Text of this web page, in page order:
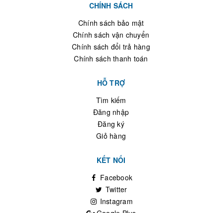
CHÍNH SÁCH
Chính sách bảo mật
Chính sách vận chuyển
Chính sách đổi trả hàng
Chính sách thanh toán
HỖ TRỢ
Tìm kiếm
Đăng nhập
Đăng ký
Giỏ hàng
KẾT NỐI
Facebook
Twitter
Instagram